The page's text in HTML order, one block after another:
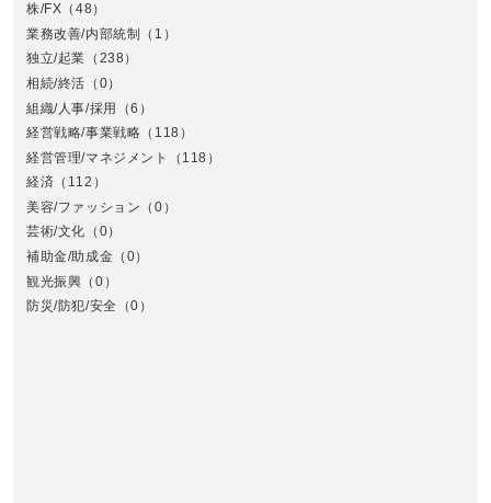
株/FX （48）
業務改善/内部統制 （1）
独立/起業 （238）
相続/終活 （0）
組織/人事/採用
（6）
経営戦略/事業戦略 （118）
経営管理/マネジメント
（118）
経済 （112）
美容/ファッション （0）
芸術/文化 （0）
補助金/助成金 （0）
観光振興 （0）
防災/防犯/安全
（0）